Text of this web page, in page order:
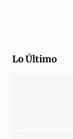
Lo Último